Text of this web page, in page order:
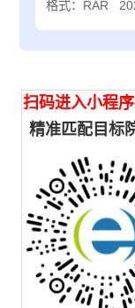
格式：RAR
扫码进入小程
精准匹配目标